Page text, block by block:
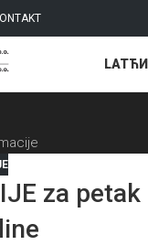
LAT
za petak